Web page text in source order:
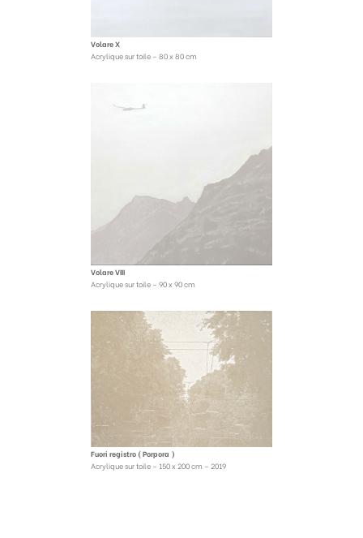
Volare X
Acrylique sur toile – 80 x 80 cm
Volare VIII
Acrylique sur toile – 90 x 90 cm
Fuori registro ( Porpora )
Acrylique sur toile – 150 x 200 cm – 2019